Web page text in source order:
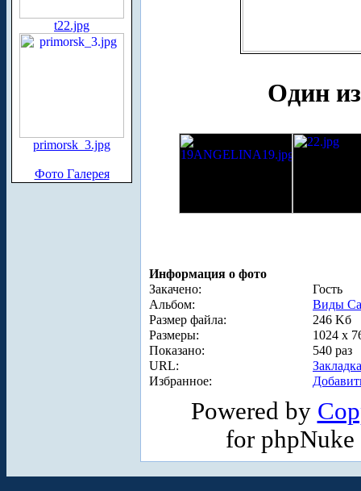
t22.jpg
primorsk_3.jpg
Фото Галерея
Один
Информация о фото
Закачено:
Гость
Альбом:
Виды
Размер файла:
246 Kб
Размеры:
1024 x
Показано:
540 раз
URL:
Избранное:
Powered by
for